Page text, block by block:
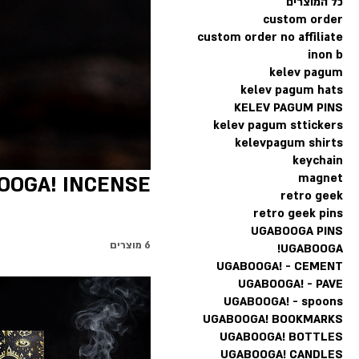
custom order
custom order no affiliate
inon b
kelev pagum
kelev pagum hats
KELEV PAGUM PINS
kelev pagum sttickers
kelevpagum shirts
keychain
magnet
retro geek
retro geek pins
UGABOOGA PINS
UGABOOGA!
UGABOOGA! - CEMENT
UGABOOGA! - PAVE
UGABOOGA! - spoons
UGABOOGA! BOOKMARKS
UGABOOGA! BOTTLES
UGABOOGA! CANDLES
INCENSE
6 מוצרים